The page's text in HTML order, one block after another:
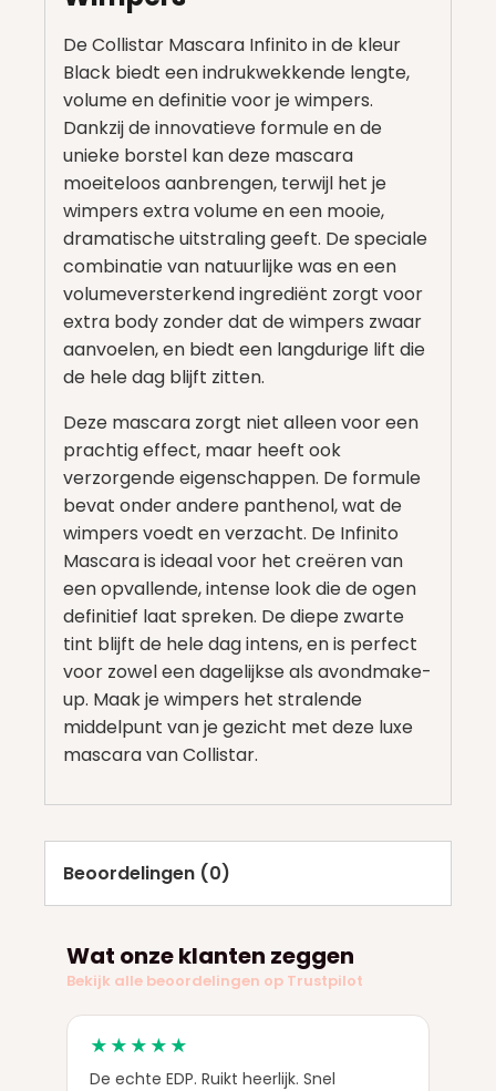
De Collistar Mascara Infinito in de kleur
Black biedt een indrukwekkende lengte,
volume en definitie voor je wimpers.
Dankzij de innovatieve formule en de
unieke borstel kan deze mascara
moeiteloos aanbrengen, terwijl het je
wimpers extra volume en een mooie,
dramatische uitstraling geeft. De speciale
combinatie van natuurlijke was en een
volumeversterkend ingrediënt zorgt voor
extra body zonder dat de wimpers zwaar
aanvoelen, en biedt een langdurige lift die
de hele dag blijft zitten.
Deze mascara zorgt niet alleen voor een
prachtig effect, maar heeft ook
verzorgende eigenschappen. De formule
bevat onder andere panthenol, wat de
wimpers voedt en verzacht. De Infinito
Mascara is ideaal voor het creëren van
een opvallende, intense look die de ogen
definitief laat spreken. De diepe zwarte
tint blijft de hele dag intens, en is perfect
voor zowel een dagelijkse als avondmake-
up. Maak je wimpers het stralende
middelpunt van je gezicht met deze luxe
mascara van Collistar.
Beoordelingen (0)
Wat onze klanten zeggen
Bekijk alle beoordelingen op Trustpilot
★★★★★
De echte EDP. Ruikt heerlijk. Snel